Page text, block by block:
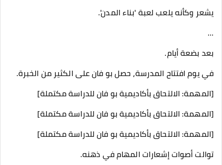
يشعر وكأنه يلعب لعبة 'بناء المدن'.
...
بعد بضعة أيام.
في يوم افتتاح المدرسة، حصل بو فان على الكثير من الخبرة.
[المهمة: الالتحاق بأكاديمية بو فان للدراسة مكتملة]
[المهمة: الالتحاق بأكاديمية بو فان للدراسة مكتملة]
[المهمة: الالتحاق بأكاديمية بو فان للدراسة مكتملة]
توالت أصوات إشعارات المهام في ذهنه.